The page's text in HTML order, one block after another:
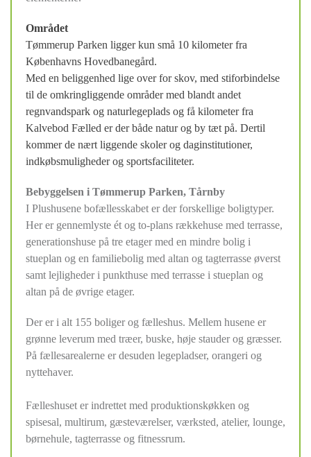
Området
Tømmerup Parken ligger kun små 10 kilometer fra
Københavns Hovedbanegård.
Med en beliggenhed lige over for skov, med stiforbindelse
til de omkringliggende områder med blandt andet
regnvandspark og naturlegeplads og få kilometer fra
Kalvebod Fælled er der både natur og by tæt på. Dertil
kommer de nært liggende skoler og daginstitutioner,
indkøbsmuligheder og sportsfaciliteter.
Bebyggelsen i Tømmerup Parken, Tårnby
I Plushusene bofællesskabet er der forskellige boligtyper.
Her er gennemlyste ét og to-plans rækkehuse med terrasse,
generationshuse på tre etager med en mindre bolig i
stueplan og en familiebolig med altan og tagterrasse øverst
samt lejligheder i punkthuse med terrasse i stueplan og
altan på de øvrige etager.
Der er i alt 155 boliger og fælleshus. Mellem husene er
grønne leverum med træer, buske, høje stauder og græsser.
På fællesarealerne er desuden legepladser, orangeri og
nyttehaver.
Fælleshuset er indrettet med produktionskøkken og
spisesal, multirum, gæsteværelser, værksted, atelier, lounge,
børnehule, tagterrasse og fitnessrum.